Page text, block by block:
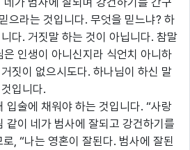
으라는 것입니다. 무엇을 믿느냐? 하
다. 거짓말 하는 것이 아닙니다. 참말
인생이 아니신지라 식언치 아니하
짓이 없으시도다. 하나님이 하신 말
입니다.
입술에 채워야 하는 것입니다. “사랑
같이 네가 범사에 잘되고 강건하기를
, “나는 영혼이 잘된다. 범사에 잘된